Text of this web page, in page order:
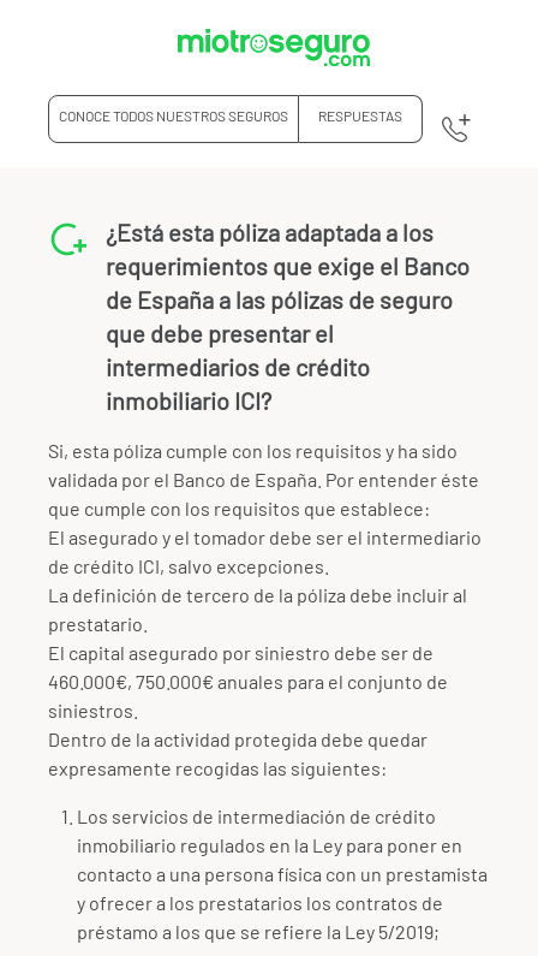
CONOCE TODOS NUESTROS SEGUROS RESPUESTAS
¿Está esta póliza adaptada a los
requerimientos que exige el Banco
de España a las pólizas de seguro
que debe presentar el
intermediarios de crédito
inmobiliario ICI?
Si, esta póliza cumple con los requisitos y ha sido
validada por el Banco de España. Por entender éste
que cumple con los requisitos que establece:
El asegurado y el tomador debe ser el intermediario
de crédito ICI, salvo excepciones.
La definición de tercero de la póliza debe incluir al
prestatario.
El capital asegurado por siniestro debe ser de
460.000€, 750.000€ anuales para el conjunto de
siniestros.
Dentro de la actividad protegida debe quedar
expresamente recogidas las siguientes:
Los servicios de intermediación de crédito
inmobiliario regulados en la Ley para poner en
contacto a una persona física con un prestamista
y ofrecer a los prestatarios los contratos de
préstamo a los que se refiere la Ley 5/2019;